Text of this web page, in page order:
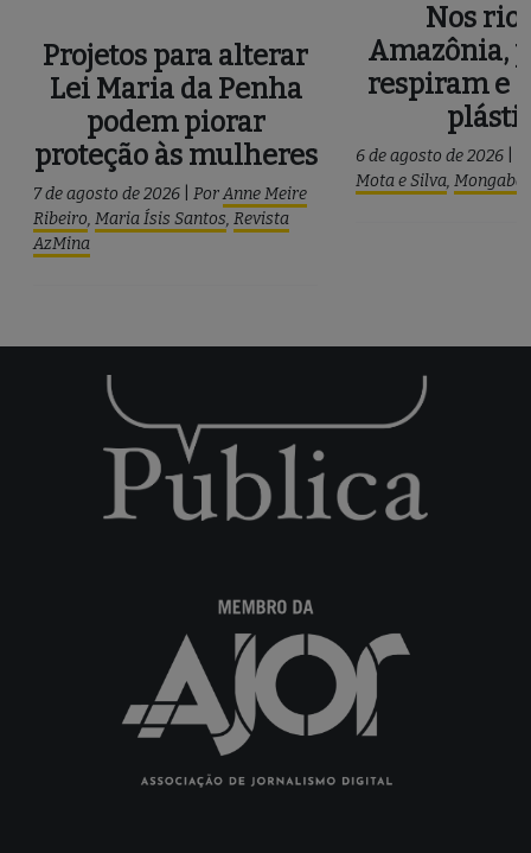
Projetos para alterar
Lei Maria da Penha
podem piorar
proteção às mulheres
7 de agosto de 2026 PorAnne Meire
Ribeiro, Maria Ísis Santos, Revista
AzMina
Nos
Amazônia,
respiram e
6 de agosto de 2026
Mota e Silva,